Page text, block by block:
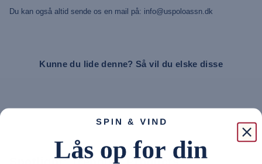
Du kan også altid sende os en mail på: info@uspoloassn.dk
Kunne du lide denne? Så vil du elske disse